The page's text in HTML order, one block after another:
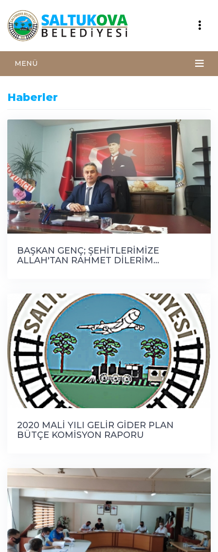
MENÜ
Haberler
BAŞKAN GENÇ; ŞEHİTLERİMİZE
ALLAH'TAN RAHMET DİLERİM...
2020 MALİ YILI GELİR GİDER PLAN
BÜTÇE KOMİSYON RAPORU